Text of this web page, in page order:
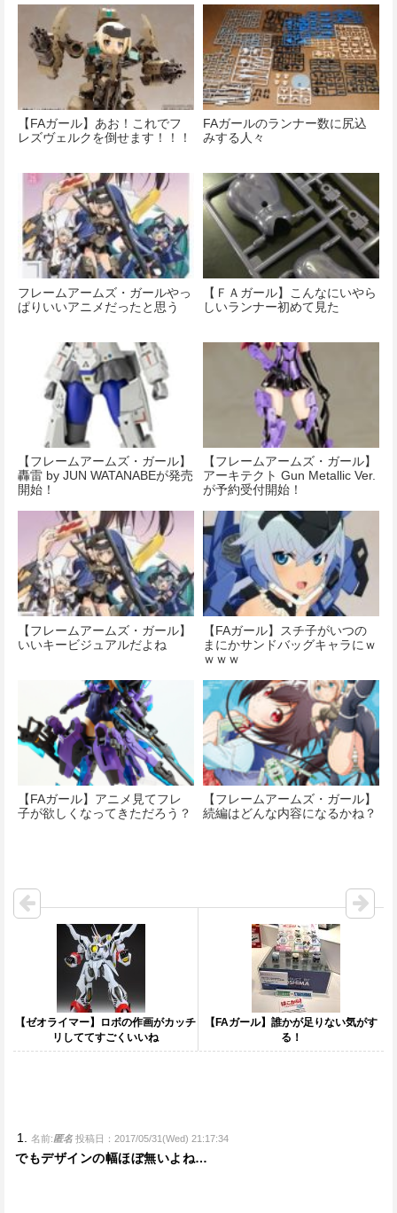
【FAガール】あお！これでフ
レズヴェルクを倒せます！！！
FAガールのランナー数に尻込
みする人々
フレームアームズ・ガールやっ
ぱりいいアニメだったと思う
【ＦＡガール】こんなにいやら
しいランナー初めて見た
【フレームアームズ・ガール】
轟雷 by JUN WATANABEが発売
開始！
【フレームアームズ・ガール】
アーキテクト Gun Metallic Ver.
が予約受付開始！
【フレームアームズ・ガール】
いいキービジュアルだよね
【FAガール】スチ子がいつの
まにかサンドバッグキャラにｗ
ｗｗｗ
【FAガール】アニメ見てフレ
子が欲しくなってきただろう？
【フレームアームズ・ガール】
続編はどんな内容になるかね？
【ゼオライマー】ロボの作画がカッチ
リしててすごくいいね
【FAガール】誰かが足りない気がす
る！
名前:匿名 投稿日：2017/05/31(Wed) 21:17:34
でもデザインの幅ほぼ無いよね…